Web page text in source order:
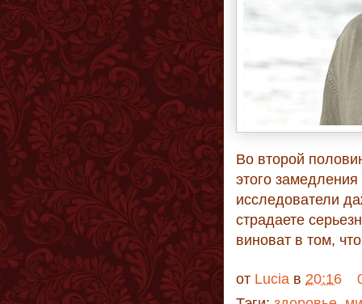
Во второй
этого
исследователи
страдаете
виноват в том,
от Lucia в 20:16